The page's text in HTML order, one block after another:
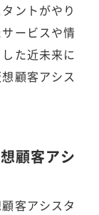
ントがやり
ービスや情
た近未来に
顧客アシス
顧客アシ
客アシスタ